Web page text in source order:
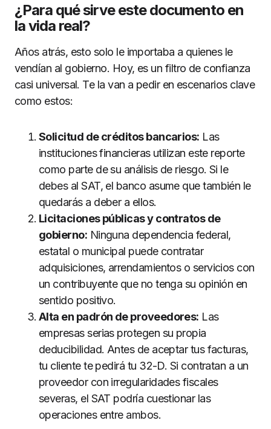
¿Para qué sirve este documento en
la vida real?
Años atrás, esto solo le importaba a quienes le
vendían al gobierno. Hoy, es un filtro de confianza
casi universal. Te la van a pedir en escenarios clave
como estos:
Solicitud de créditos bancarios: Las
instituciones financieras utilizan este reporte
como parte de su análisis de riesgo. Si le
debes al SAT, el banco asume que también le
quedarás a deber a ellos.
Licitaciones públicas y contratos de
gobierno: Ninguna dependencia federal,
estatal o municipal puede contratar
adquisiciones, arrendamientos o servicios con
un contribuyente que no tenga su opinión en
sentido positivo.
Alta en padrón de proveedores: Las
empresas serias protegen su propia
deducibilidad. Antes de aceptar tus facturas,
tu cliente te pedirá tu 32-D. Si contratan a un
proveedor con irregularidades fiscales
severas, el SAT podría cuestionar las
operaciones entre ambos.